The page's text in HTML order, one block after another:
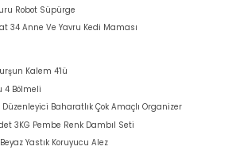
Robot Süpürge
34 Anne Ve Yavru Kedi Maması
Kalem 4'lü
4 Bölmeli
Düzenleyici Baharatlık Çok Amaçlı Organizer
3KG Pembe Renk Dambıl Seti
Yastık Koruyucu Alez